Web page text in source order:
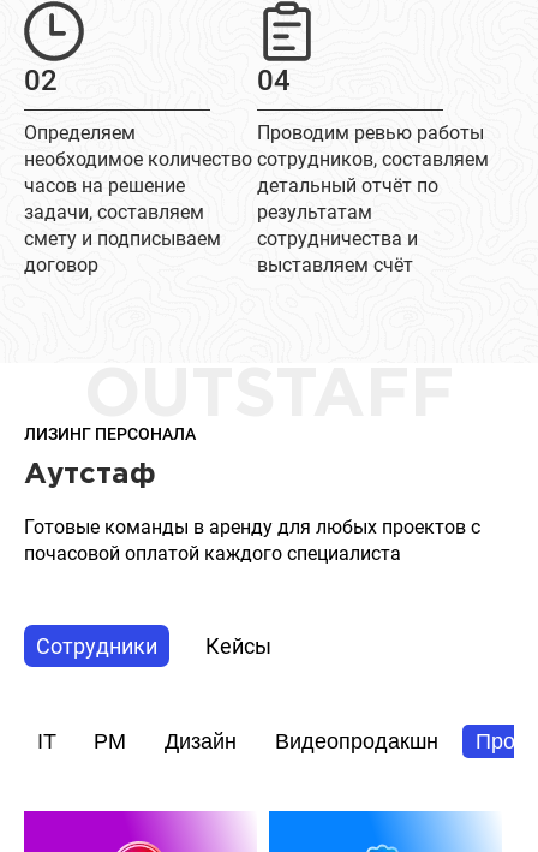
02
Определяем
необходимое количество
часов на решение
задачи, составляем
смету и подписываем
договор
04
Проводим ревью работы
сотрудников, составляем
детальный отчёт по
результатам
сотрудничества и
выставляем счёт
ЛИЗИНГ ПЕРСОНАЛА
Аутстаф
Готовые команды в аренду для любых проектов с
почасовой оплатой каждого специалиста
Сотрудники Кейсы
IT PM Дизайн Видеопродакшн